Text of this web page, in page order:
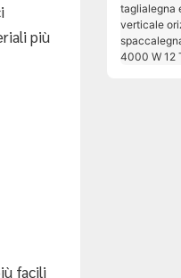
più
facili